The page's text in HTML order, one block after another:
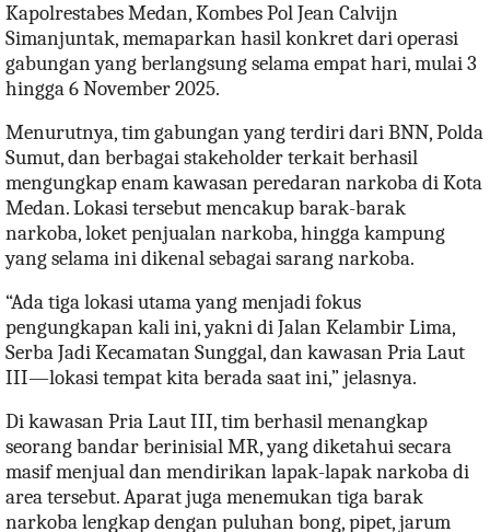
Kapolrestabes Medan, Kombes Pol Jean Calvijn
Simanjuntak, memaparkan hasil konkret dari operasi
gabungan yang berlangsung selama empat hari, mulai 3
hingga 6 November 2025.
Menurutnya, tim gabungan yang terdiri dari BNN, Polda
Sumut, dan berbagai stakeholder terkait berhasil
mengungkap enam kawasan peredaran narkoba di Kota
Medan. Lokasi tersebut mencakup barak-barak
narkoba, loket penjualan narkoba, hingga kampung
yang selama ini dikenal sebagai sarang narkoba.
“Ada tiga lokasi utama yang menjadi fokus
pengungkapan kali ini, yakni di Jalan Kelambir Lima,
Serba Jadi Kecamatan Sunggal, dan kawasan Pria Laut
III—lokasi tempat kita berada saat ini,” jelasnya.
Di kawasan Pria Laut III, tim berhasil menangkap
seorang bandar berinisial MR, yang diketahui secara
masif menjual dan mendirikan lapak-lapak narkoba di
area tersebut. Aparat juga menemukan tiga barak
narkoba lengkap dengan puluhan bong, pipet, jarum